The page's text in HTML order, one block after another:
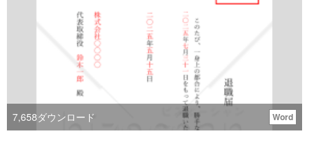
間内に通知する際に利用します。 ・法人契約物
件の解約を、総務部門が正式に管理会社へ通知
する場面で利用します。 ■利用する目的 ・解約
意思を正式に文書で伝え、契約条件に沿った手
続きを行うために利用します。 ・解約日や退去
7,658ダウンロード Word